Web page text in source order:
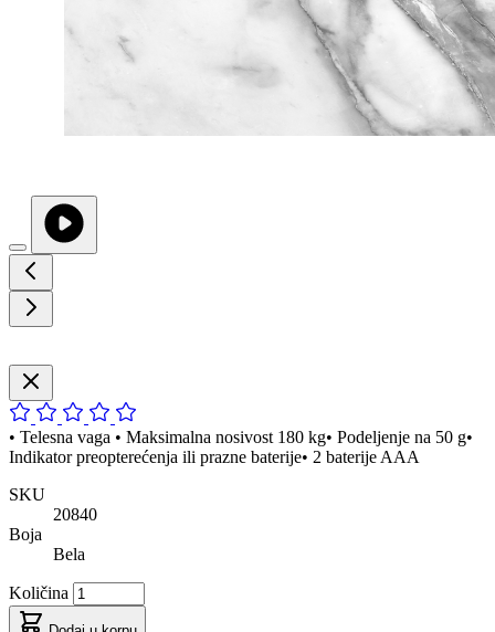
• Telesna vaga • Maksimalna nosivost 180 kg• Podeljenje na 50 g•
Indikator preopterećenja ili prazne baterije• 2 baterije AAA
SKU
20840
Boja
Bela
Količina